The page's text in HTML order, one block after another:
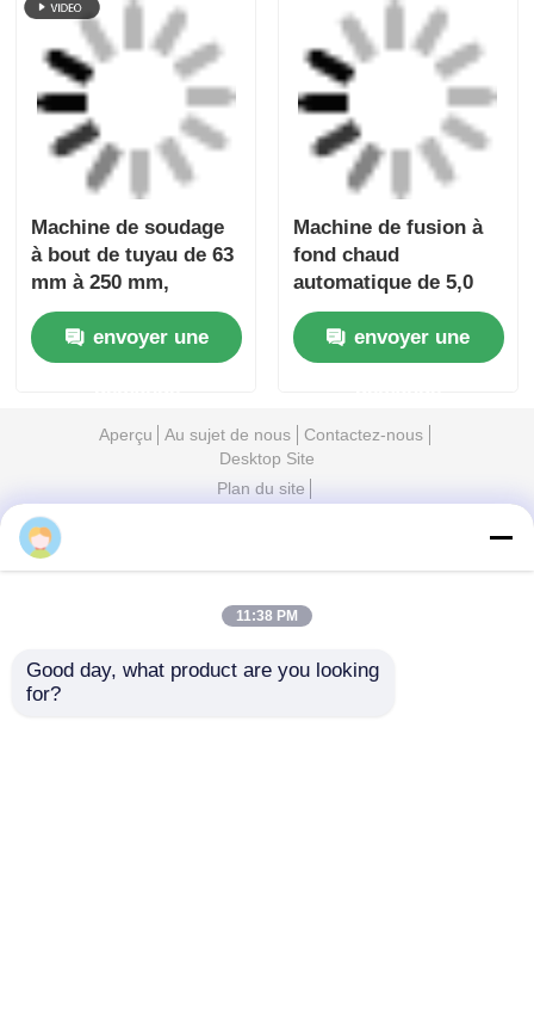
Machine de soudage
à bout de tuyau de 63
mm à 250 mm,
soudeur automatique
de tuyaux de 5,0 kVA
demande
Machine de fusion à
fond chaud
automatique de 5,0
KVA pour souder des
tuyaux en PP PE
HDPE
demande
Aperçu Au sujet de nous
Contactez-nous
Desktop Site
Plan du site
Qualitémachine de soudage par fusion à bout
Usine De Chine.Copyright © 2026 Fusion
Equipment International Company Limited. All
11:38 PM
Good day, what product are you looking
for?